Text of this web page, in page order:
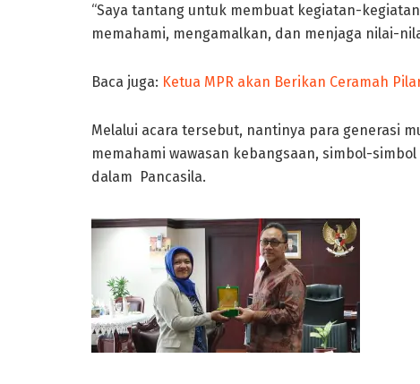
“Saya tantang untuk membuat kegiatan-
memahami, mengamalkan, dan menjaga nilai-
Baca juga: Ketua MPR akan Berikan Ceramah
Melalui acara tersebut, nantinya para generasi
memahami wawasan kebangsaan, simbol-
dalam Pancasila.